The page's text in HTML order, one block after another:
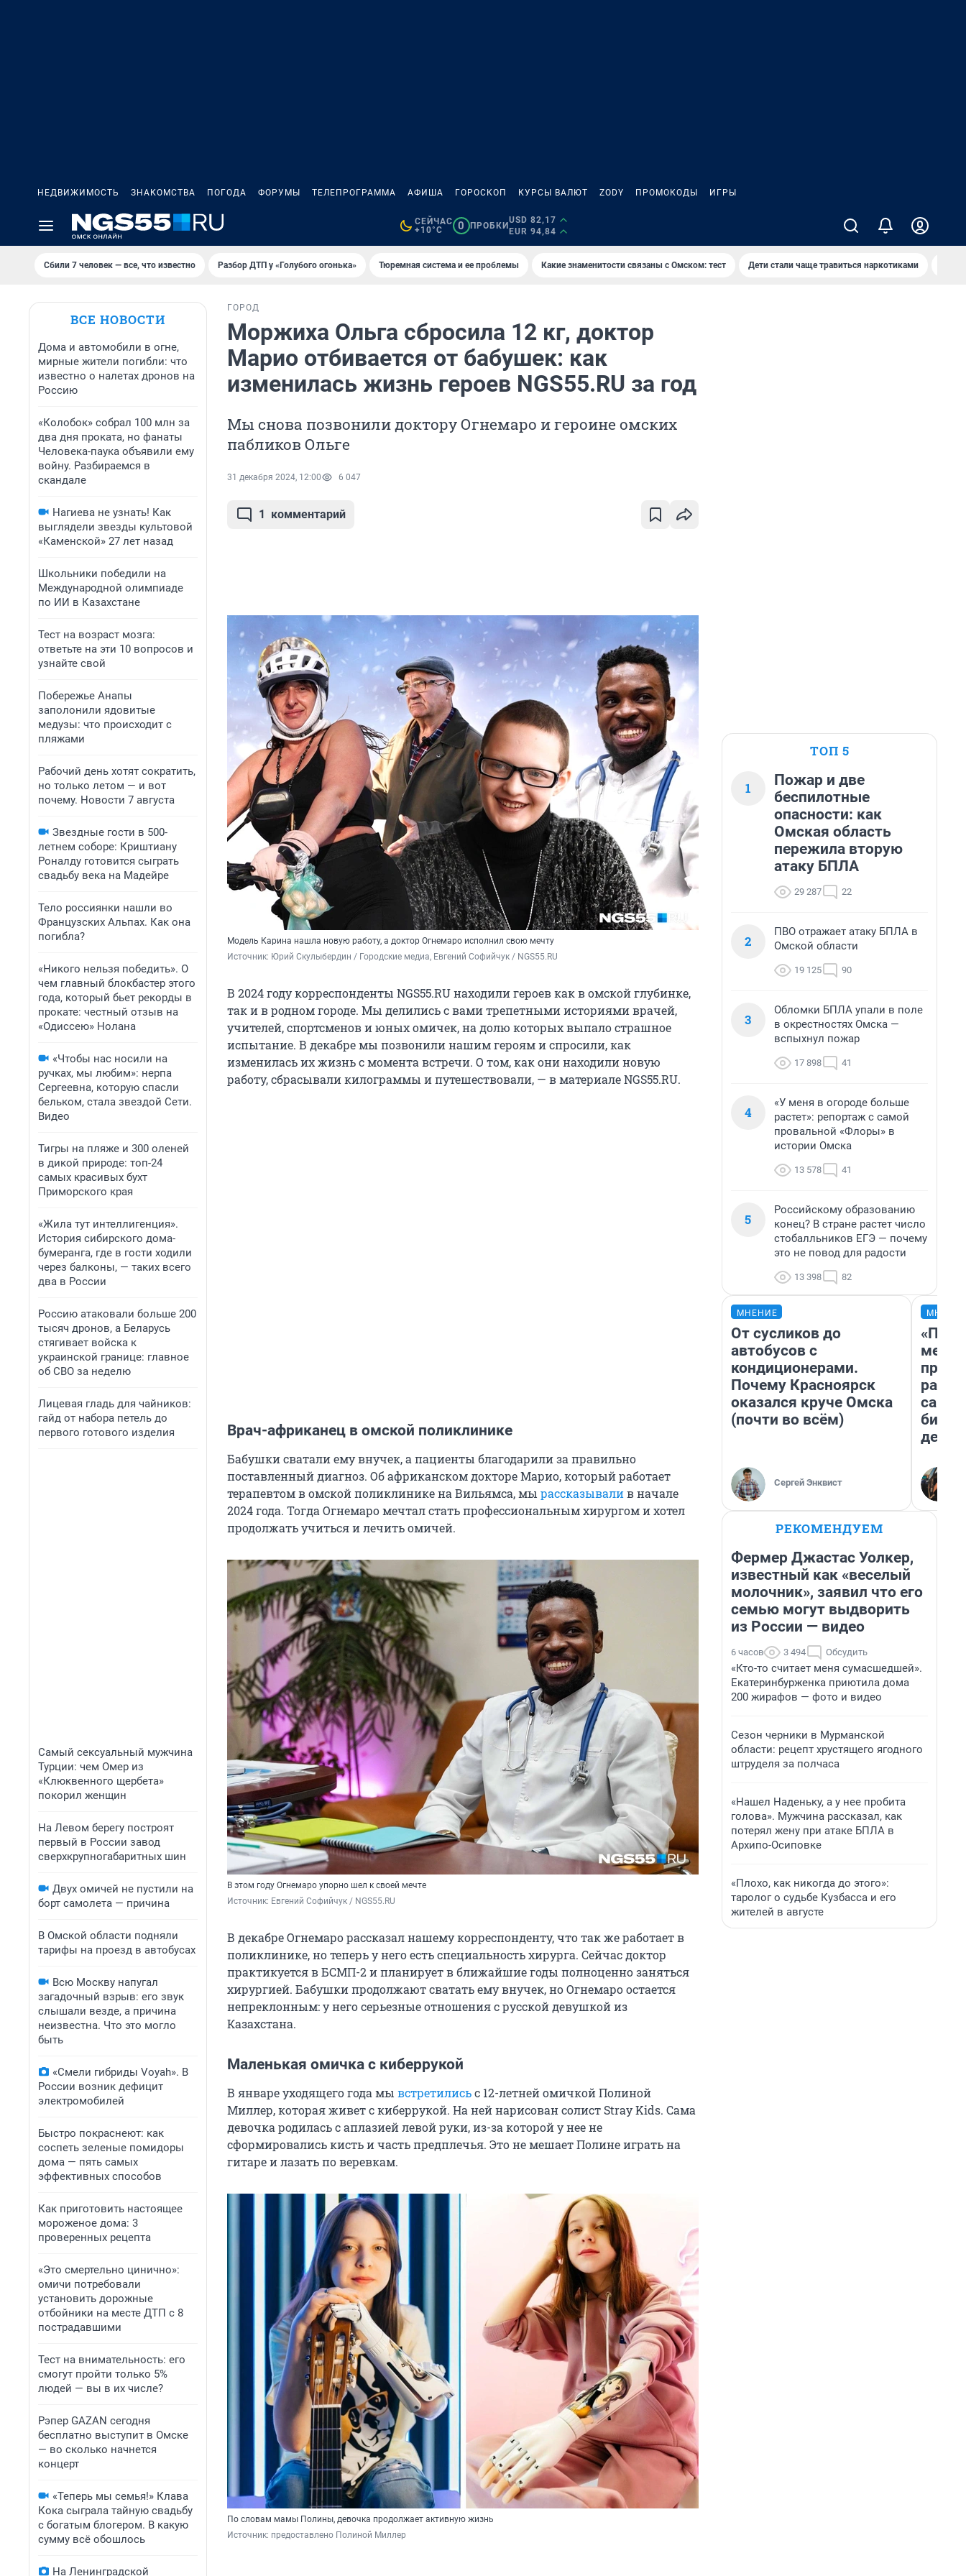
НЕДВИЖИМОСТЬ ЗНАКОМСТВА ПОГОДА ФОРУМЫ ТЕЛЕПРОГРАММА АФИША ГОРОСКОП КУРСЫ ВАЛЮТ ZODY ПРОМОКОДЫ ИГРЫ
СЕЙЧАС
+10°C
0 ПРОБКИ
USD 82,17
EUR 94,84
Сбили 7 человек — все, что известно Разбор ДТП у «Голубого огонька» Тюремная система и ее проблемы Какие знаменитости связаны с Омском: тест Дети стали чаще травиться наркотиками
ВСЕ НОВОСТИ
Дома и автомобили в огне,
мирные жители погибли: что
известно о налетах дронов на
Россию
«Колобок» собрал 100 млн за
два дня проката, но фанаты
Человека-паука объявили ему
войну. Разбираемся в
скандале
Нагиева не узнать! Как
выглядели звезды культовой
«Каменской» 27 лет назад
Школьники победили на
Международной олимпиаде
по ИИ в Казахстане
Тест на возраст мозга:
ответьте на эти 10 вопросов и
узнайте свой
Побережье Анапы
заполонили ядовитые
медузы: что происходит с
пляжами
Рабочий день хотят сократить,
но только летом — и вот
почему. Новости 7 августа
Звездные гости в 500-
летнем соборе: Криштиану
Роналду готовится сыграть
свадьбу века на Мадейре
Тело россиянки нашли во
Французских Альпах. Как она
погибла?
«Никого нельзя победить». О
чем главный блокбастер этого
года, который бьет рекорды в
прокате: честный отзыв на
«Одиссею» Нолана
«Чтобы нас носили на
ручках, мы любим»: нерпа
Сергеевна, которую спасли
бельком, стала звездой Сети.
Видео
Тигры на пляже и 300 оленей
в дикой природе: топ-24
самых красивых бухт
Приморского края
«Жила тут интеллигенция».
История сибирского дома-
бумеранга, где в гости ходили
через балконы, — таких всего
два в России
Россию атаковали больше 200
тысяч дронов, а Беларусь
стягивает войска к
украинской границе: главное
об СВО за неделю
Лицевая гладь для чайников:
гайд от набора петель до
первого готового изделия
Самый сексуальный мужчина
Турции: чем Омер из
«Клюквенного щербета»
покорил женщин
На Левом берегу построят
первый в России завод
сверхкрупногабаритных шин
Двух омичей не пустили на
борт самолета — причина
В Омской области подняли
тарифы на проезд в автобусах
Всю Москву напугал
загадочный взрыв: его звук
слышали везде, а причина
неизвестна. Что это могло
быть
«Смели гибриды Voyah». В
России возник дефицит
электромобилей
Быстро покраснеют: как
соспеть зеленые помидоры
дома — пять самых
эффективных способов
Как приготовить настоящее
мороженое дома: 3
проверенных рецепта
«Это смертельно цинично»:
омичи потребовали
установить дорожные
отбойники на месте ДТП с 8
пострадавшими
Тест на внимательность: его
смогут пройти только 5%
людей — вы в их числе?
Рэпер GAZAN сегодня
бесплатно выступит в Омске
— во сколько начнется
концерт
«Теперь мы семья!» Клава
Кока сыграла тайную свадьбу
с богатым блогером. В какую
сумму всё обошлось
На Ленинградской
ГОРОД
Моржиха Ольга сбросила 12 кг, доктор
Марио отбивается от бабушек: как
изменилась жизнь героев NGS55.RU за год
Мы снова позвонили доктору Огнемаро и героине омских
пабликов Ольге
31 декабря 2024, 12:00 6 047
1 комментарий
Модель Карина нашла новую работу, а доктор Огнемаро исполнил свою мечту
Источник: Юрий Скулыбердин / Городские медиа, Евгений Софийчук / NGS55.RU
В 2024 году корреспонденты NGS55.RU находили героев как в омской глубинке,
так и в родном городе. Мы делились с вами трепетными историями врачей,
учителей, спортсменов и юных омичек, на долю которых выпало страшное
испытание. В декабре мы позвонили нашим героям и спросили, как
изменилась их жизнь с момента встречи. О том, как они находили новую
работу, сбрасывали килограммы и путешествовали, — в материале NGS55.RU.
Врач-африканец в омской поликлинике
Бабушки сватали ему внучек, а пациенты благодарили за правильно
поставленный диагноз. Об африканском докторе Марио, который работает
терапевтом в омской поликлинике на Вильямса, мы рассказывалив начале
2024 года. Тогда Огнемаро мечтал стать профессиональным хирургом и хотел
продолжать учиться и лечить омичей.
В этом году Огнемаро упорно шел к своей мечте
Источник: Евгений Софийчук / NGS55.RU
В декабре Огнемаро рассказал нашему корреспонденту, что так же работает в
поликлинике, но теперь у него есть специальность хирурга. Сейчас доктор
практикуется в БСМП-2 и планирует в ближайшие годы полноценно заняться
хирургией. Бабушки продолжают сватать ему внучек, но Огнемаро остается
непреклонным: у него серьезные отношения с русской девушкой из
Казахстана.
Маленькая омичка с киберрукой
В январе уходящего года мы встретилисьс 12-летней омичкой Полиной
Миллер, которая живет с киберрукой. На ней нарисован солист Stray Kids. Сама
девочка родилась с аплазией левой руки, из-за которой у нее не
сформировались кисть и часть предплечья. Это не мешает Полине играть на
гитаре и лазать по веревкам.
По словам мамы Полины, девочка продолжает активную жизнь
Источник: предоставлено Полиной Миллер
ТОП 5
1
Пожар и две
беспилотные
опасности: как
Омская область
пережила вторую
атаку БПЛА
29 287 22
2
ПВО отражает атаку БПЛА в
Омской области
19 125 90
3
Обломки БПЛА упали в поле
в окрестностях Омска —
вспыхнул пожар
17 898 41
4
«У меня в огороде больше
растет»: репортаж с самой
провальной «Флоры» в
истории Омска
13 578 41
5
Российскому образованию
конец? В стране растет число
стобалльников ЕГЭ — почему
это не повод для радости
13 398 82
МНЕНИЕ
От сусликов до
автобусов с
кондиционерами.
Почему Красноярск
оказался круче Омска
(почти во всём)
Сергей Энквист
РЕКОМЕНДУЕМ
Фермер Джастас Уолкер,
известный как «веселый
молочник», заявил что его
семью могут выдворить
из России — видео
6 часов 3 494 Обсудить
«Кто-то считает меня сумасшедшей».
Екатеринбурженка приютила дома
200 жирафов — фото и видео
Сезон черники в Мурманской
области: рецепт хрустящего ягодного
штруделя за полчаса
«Нашел Наденьку, а у нее пробита
голова». Мужчина рассказал, как
потерял жену при атаке БПЛА в
Архипо-Осиповке
«Плохо, как никогда до этого»:
таролог о судьбе Кузбасса и его
жителей в августе